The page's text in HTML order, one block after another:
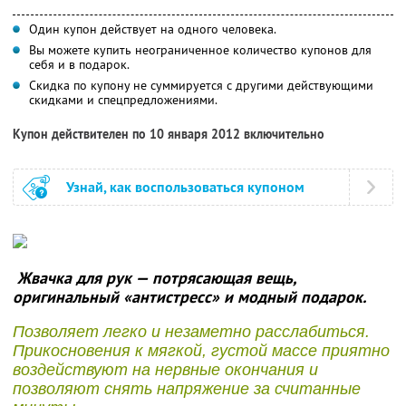
Один купон действует на одного человека.
Вы можете купить неограниченное количество купонов для
себя и в подарок.
Скидка по купону не суммируется с другими действующими
скидками и спецпредложениями.
Купон действителен по 10 января 2012 включительно
Узнай, как воспользоваться купоном
Жвачка для рук — потрясающая вещь,
оригинальный «антистресс» и модный подарок.
Позволяет легко и незаметно расслабиться.
Прикосновения к мягкой, густой массе приятно
воздействуют на нервные окончания и
позволяют снять напряжение за считанные